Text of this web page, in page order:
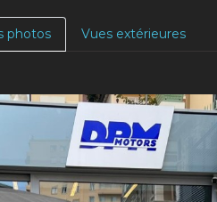
photos Vues extérieures